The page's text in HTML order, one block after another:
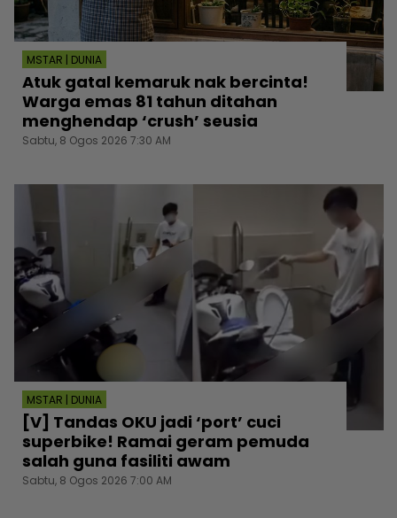
MSTAR | DUNIA
Atuk gatal kemaruk nak bercinta!
Warga emas 81 tahun ditahan
menghendap ‘crush’ seusia
Sabtu, 8 Ogos 2026 7:30 AM
MSTAR | DUNIA
[V] Tandas OKU jadi ‘port’ cuci
superbike! Ramai geram pemuda
salah guna fasiliti awam
Sabtu, 8 Ogos 2026 7:00 AM